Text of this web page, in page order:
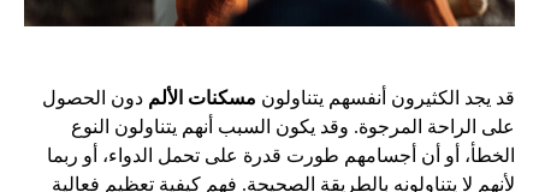
قد يجد الكثيرون أنفسهم يتناولون مسكنات الألم دون الحصول
على الراحة المرجوة. وقد يكون السبب أنهم يتناولون النوع
الخطأ، أو أن أجسامهم طورت قدرة على تحمل الدواء، أو ربما
لأنهم لا يتناولونه بالطريقة الصحيحة. فهم كيفية تعظيم فعالية